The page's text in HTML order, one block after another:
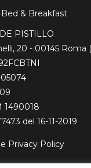
& Breakfast
PISTILLO
20 - 00145 Roma
1490018
del 16-11-2019
Privacy Policy